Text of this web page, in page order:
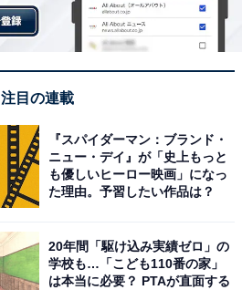
注目の連載
『スパイダーマン：ブランド・
ニュー・デイ』が「史上もっと
も優しいヒーロー映画」になっ
た理由。予習したい作品は？
20年間「駆け込み実績ゼロ」の
学校も…「こども110番の家」
は本当に必要？ PTAが直面する